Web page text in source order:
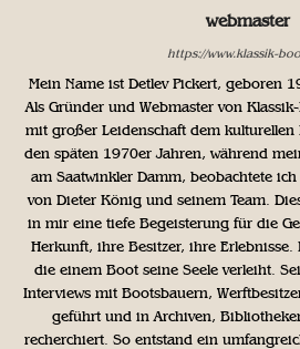
webmaster
https://www.klassik-
Mein Name ist Detlev Pickert, geboren
Als Gründer und Webmaster von
mit großer Leidenschaft dem kulturellen
den späten 1970er Jahren, während
am Saatwinkler Damm, beobachtete
von Dieter König und seinem Team.
in mir eine tiefe Begeisterung für die
Herkunft, ihre Besitzer, ihre Erlebnisse.
die einem Boot seine Seele verleiht.
Interviews mit Bootsbauern,
geführt und in Archiven,
recherchiert. So entstand ein